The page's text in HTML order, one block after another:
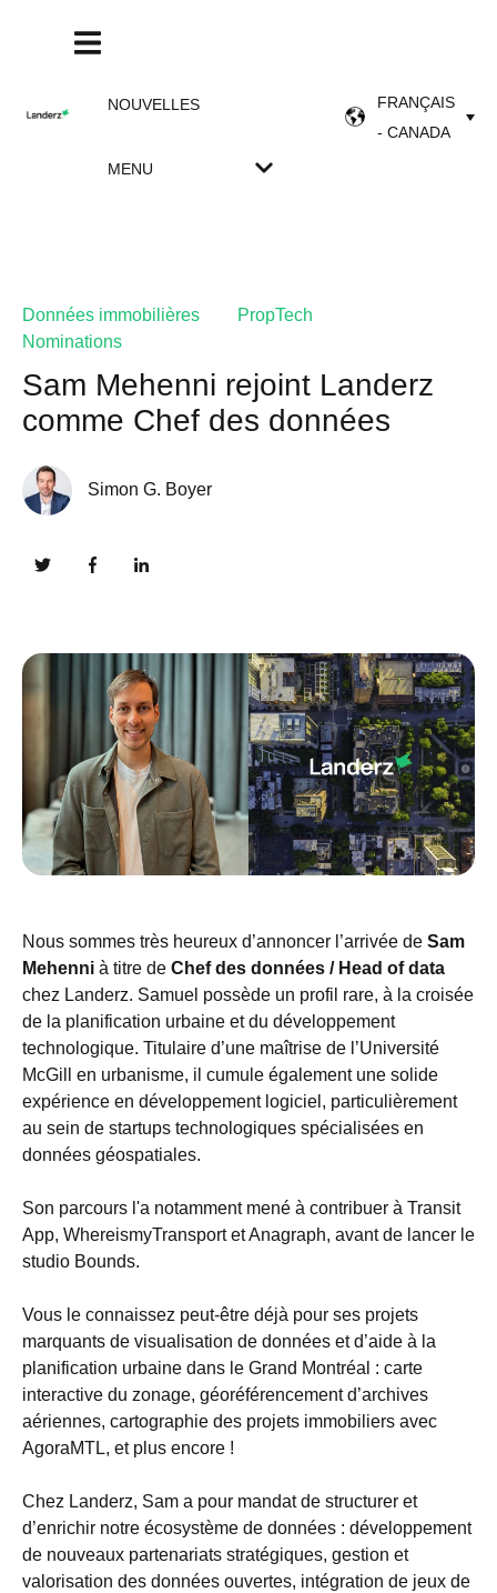
NOUVELLES
MENU
FRANÇAIS
- CANADA
Données immobilières
PropTech
Nominations
Sam Mehenni rejoint Landerz
comme Chef des données
Simon G. Boyer
Nous sommes très heureux d’annoncer l’arrivée de Sam
Mehenni à titre de Chef des données / Head of data
chez Landerz. Samuel possède un profil rare, à la croisée
de la planification urbaine et du développement
technologique. Titulaire d’une maîtrise de l’Université
McGill en urbanisme, il cumule également une solide
expérience en développement logiciel, particulièrement
au sein de startups technologiques spécialisées en
données géospatiales.
Son parcours l'a notamment mené à contribuer à Transit
App, WhereismyTransport et Anagraph, avant de lancer le
studio Bounds.
Vous le connaissez peut-être déjà pour ses projets
marquants de visualisation de données et d’aide à la
planification urbaine dans le Grand Montréal : carte
interactive du zonage, géoréférencement d’archives
aériennes, cartographie des projets immobiliers avec
AgoraMTL, et plus encore !
Chez Landerz, Sam a pour mandat de structurer et
d’enrichir notre écosystème de données : développement
de nouveaux partenariats stratégiques, gestion et
valorisation des données ouvertes, intégration de jeux de